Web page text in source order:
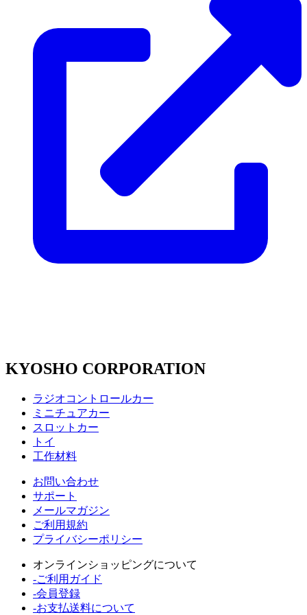
KYOSHO CORPORATION
ラジオコントロールカー
ミニチュアカー
スロットカー
トイ
工作材料
お問い合わせ
サポート
メールマガジン
ご利用規約
プライバシーポリシー
オンラインショッピングについて
-ご利用ガイド
-会員登録
-お支払送料について